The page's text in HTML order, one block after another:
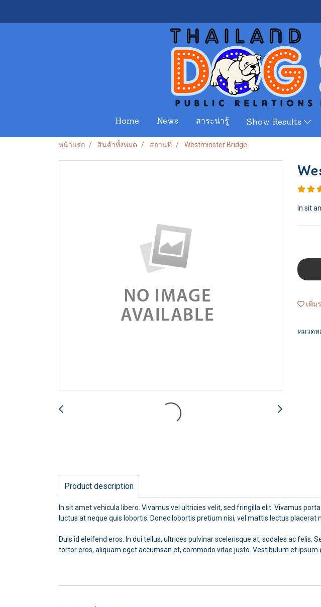
Home News สาระน่ารู้ Show Results
หน้าแรก สินค้าทั้งหมด สถานที่ Westminster Bridge
In sit
เพิ่ม
หมวดห
Product description
In sit amet vehicula libero. Vivamus vel ultricies velit, sed fringilla elit. Vivamus
luctus at neque quis lobortis. Donec lobortis pretium nisi, vel mattis lectus placerat
Duis id eleifend eros. In dui tellus, ultrices pulvinar scelerisque at, sodales ac
tortor eros, aliquam eget accumsan et, commodo vitae justo. Vestibulum et ipsum